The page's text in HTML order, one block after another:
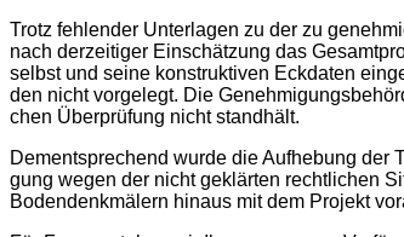
Trotz feh­len­der Unter­la­gen zu der zu
nach der­zei­ti­ger Ein­schät­zung das
selbst und sei­ne kon­struk­ti­ven Eck­da­ten
den nicht vor­ge­legt. Die
chen Über­prü­fung nicht standhält.
Dem­entspre­chend wur­de die Auf­he­bung der
gung wegen der nicht geklär­ten recht­li­chen
Boden­denk­mä­lern hin­aus mit dem Pro­jekt